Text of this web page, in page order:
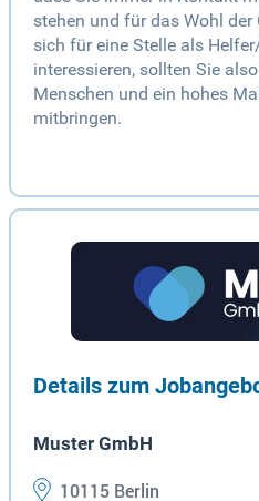
stehen und für das Wohl der
sich für eine Stelle als
interessieren, sollten Sie
Menschen und ein hohes
mitbringen.
Details zum
Muster GmbH
10115 Berlin